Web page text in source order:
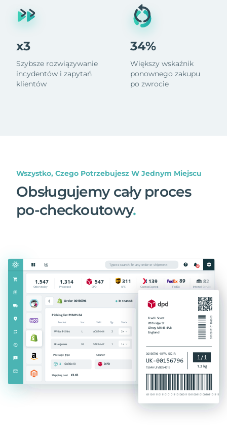
x3
Szybsze rozwiązywanie
incydentów i zapytań
klientów
34%
Większy wskaźnik
ponownego zakupu
po zwrocie
Wszystko, Czego Potrzebujesz W Jednym Miejscu
Obsługujemy cały proces
po-checkoutowy.